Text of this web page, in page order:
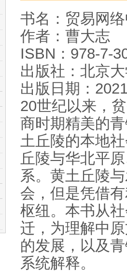
书名：贸易网
作者：曹大志
ISBN：978-7-
出版社：北京
出版日期：
20世纪以来，
商时期精美的
土丘陵的本地
丘陵与华北平
系。黄土丘陵
会，但是凭借
枢纽。本书从
迁，为理解中
的发展，以及
系统解释。